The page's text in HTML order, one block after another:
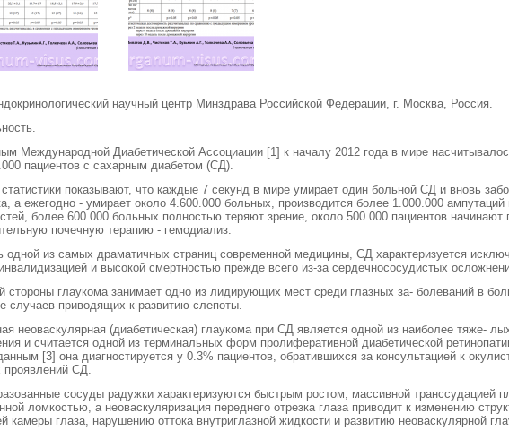
научный центр Минздрава Российской Федерации, г. Москва, Россия.
Международной Диабетической Ассоциации [1] к началу 2012 года в мире
пациентов с сахарным диабетом (СД).
показывают, что каждые 7 секунд в мире умирает один больной СД и вновь
а ежегодно - умирает около 4.600.000 больных, производится более 1.000.000 ампутаций
более 600.000 больных полностью теряют зрение, около 500.000 пациентов начинают
почечную терапию - гемодиализ.
одной из самых драматичных страниц современной медицины, СД характеризуется
и высокой смертностью прежде всего из-за сердечнососудистых
стороны глаукома занимает одно из лидирующих мест среди глазных за- болеваний в
случаев приводящих к развитию слепоты.
неоваскулярная (диабетическая) глаукома при СД является одной из наиболее тяже-
и считается одной из терминальных форм пролиферативной диабетической
[3] она диагностируется у 0.3% пациентов, обратившихся за консультацией к
проявлений СД.
сосуды радужки характеризуются быстрым ростом, массивной транссудацией
ломкостью, а неоваскуляризация переднего отрезка глаза приводит к изменению
камеры глаза, нарушению оттока внутриглазной жидкости и развитию неоваскулярной